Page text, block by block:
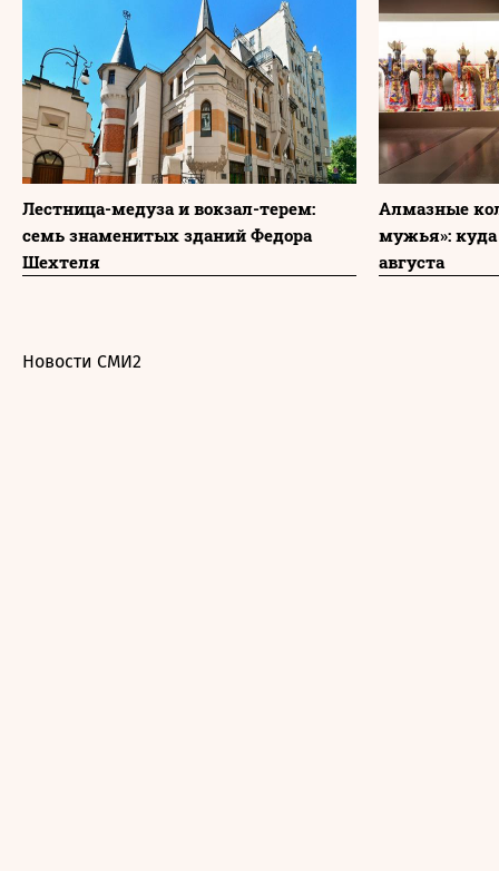
Лестница-медуза и вокзал-терем:
семь знаменитых зданий Федора
Шехтеля
Алмазные
мужья»:
августа
Новости СМИ2